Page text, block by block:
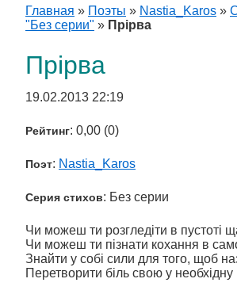
Главная » Поэты » Nastia_Karos »
"Без серии" » Прірва
Прірва
19.02.2013 22:19
Рейтинг: 0,00 (0)
Поэт: Nastia_Karos
Серия стихов: Без серии
Чи можеш ти розгледіти в пустоті
Чи можеш ти пізнати кохання в
Знайти у собі сили для того, щоб
Перетворити біль свою у необхідну